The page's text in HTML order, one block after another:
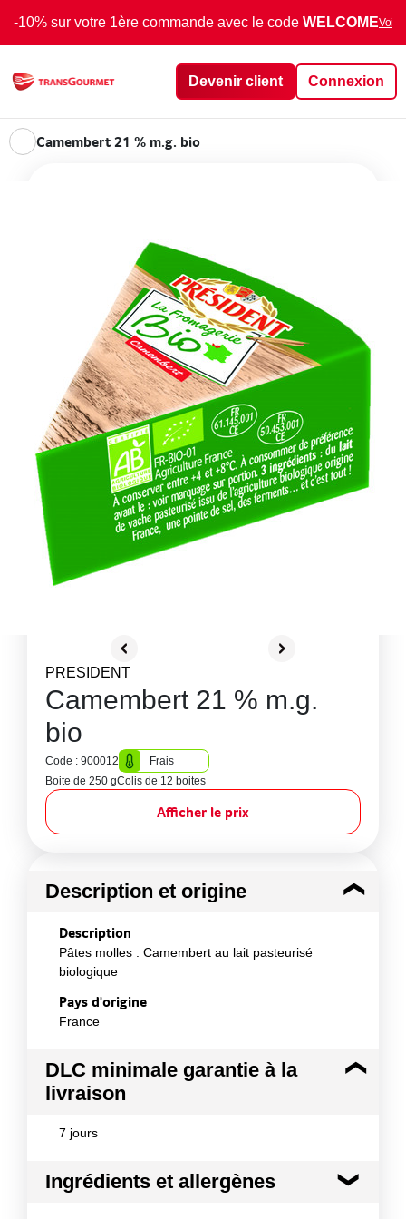
-10% sur votre 1ère commande avec le code WELCOMEVoir
Devenir client Connexion
Camembert 21 % m.g. bio
PRESIDENT
Camembert 21 % m.g.
bio
Code : 900012
Frais
Boite de 250 gColis de 12 boites
Afficher le prix
Description et origine
Description
Pâtes molles : Camembert au lait pasteurisé
biologique
Pays d'origine
France
DLC minimale garantie à la
livraison
7 jours
Ingrédients et allergènes